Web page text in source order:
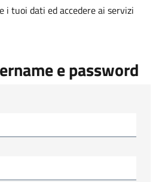
i tuoi dati ed accedere ai servizi
e password